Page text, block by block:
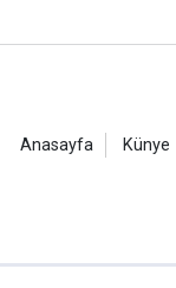
Anasayfa Künye